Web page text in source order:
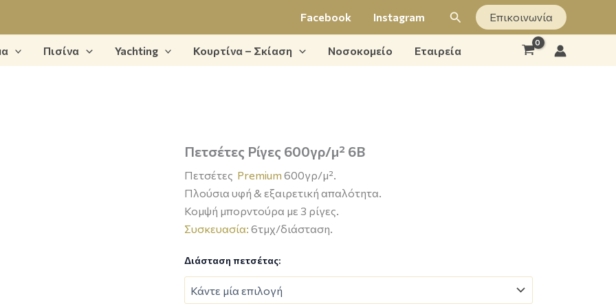
Facebook Instagram ΑναζήτησηΕπικοινωνία
Πισίνα Yachting Κουρτίνα – Σκίαση Νοσοκομείο Εταιρεία
Πετσέτες Ρίγες 600γρ/μ² 6B
Πετσέτες Premium 600γρ/μ².
Πλούσια υφή & εξαιρετική απαλότητα.
Κομψή μπορντούρα με 3 ρίγες.
Συσκευασία: 6τμχ/διάσταση.
Διάσταση πετσέτας:
Πετσέτες
600γρ/
μ²
ποσότητα